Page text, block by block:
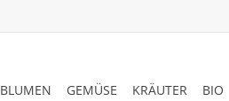
BLUMEN GEMÜSE KRÄUTER BIO